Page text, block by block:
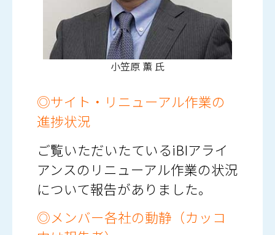
小笠原 薫 氏
◎サイト・リニューアル作業の
進捗状況
ご覧いただいたているiBIアライ
アンスのリニューアル作業の状況
について報告がありました。
◎メンバー各社の動静（カッコ